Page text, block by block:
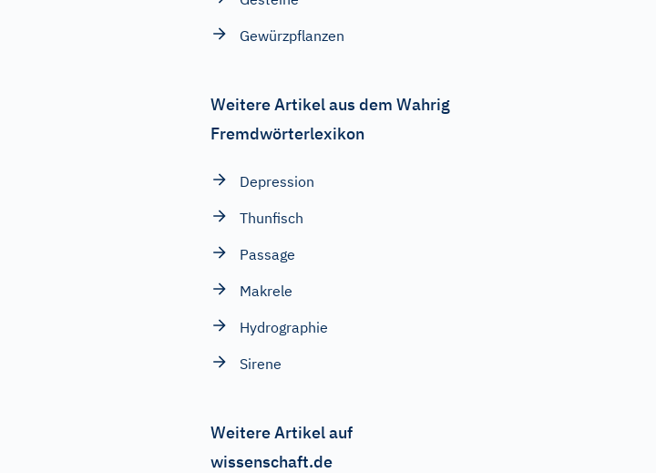
Gewürzpflanzen
Weitere Artikel aus dem Wahrig
Fremdwörterlexikon
Depression
Thunfisch
Passage
Makrele
Hydrographie
Sirene
Weitere Artikel auf
wissenschaft.de